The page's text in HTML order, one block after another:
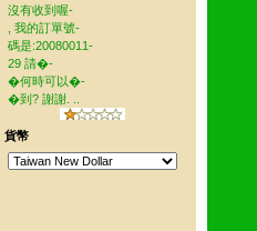
沒有收到喔-
, 我的訂單號-
碼是:20080011-
29 請�-
�何時可以�-
�到? 謝謝. ..
貨幣